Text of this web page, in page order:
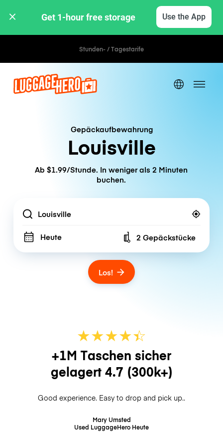
Get 1-hour free storage Use the App
Stunden- / Tagestarife
Gepäckaufbewahrung
Louisville
Ab $1.99/Stunde. In weniger als 2 Minuten
buchen.
Location
Heute Number of bags
2 Gepäckstücke
Los!
★★★★☆
★
+1M Taschen sicher
gelagert 4.7 (300k+)
Good experience. Easy to drop and pick up..
Mary Umsted
Used LuggageHero Heute